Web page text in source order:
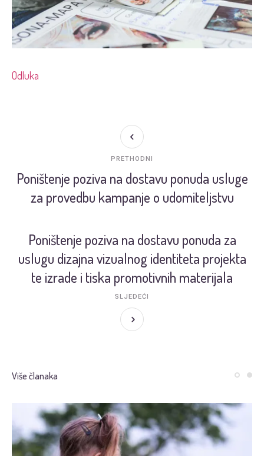
Odluka
Poništenje poziva na dostavu ponuda usluge
za provedbu kampanje o udomiteljstvu
PRETHODNI
Poništenje poziva na dostavu ponuda za
uslugu dizajna vizualnog identiteta projekta
te izrade i tiska promotivnih materijala
SLJEDEĆI
Više članaka